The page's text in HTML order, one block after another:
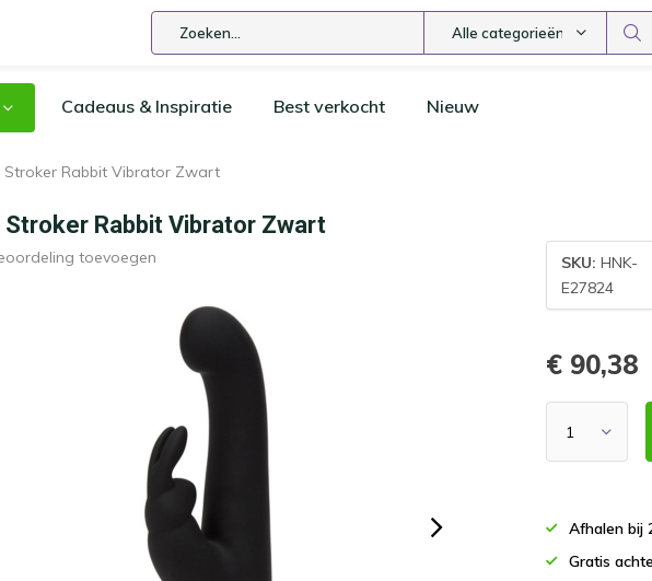
Alle categorieën
Cadeaus & Inspiratie Best verkocht Nieuw
Rabbit Vibrator Zwart
Stroker Rabbit Vibrator Zwart
toevoegen SKU: HNK-
E27824
€ 90,38
Afhalen bij
Gratis